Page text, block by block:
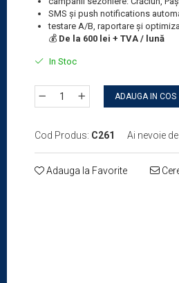
SMS și push notifications
testare A/B, raportare și
💰 De la 600 lei + TVA / lună
In Stoc
ADAUGA IN COS
Cod Produs: C261 Ai nevoie
Adauga la Favorite